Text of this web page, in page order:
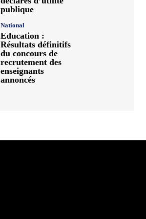
publique
National
Education :
Résultats définitifs
du concours de
recrutement des
enseignants
annoncés